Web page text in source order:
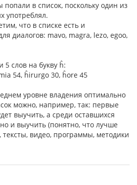
в список, поскольку один из
употреблял.
что в списке есть и
диалогов: mavo, magra, lezo, egoo,
5 слов на букву ĥ:
54, ĥirurgo 30, ĥore 45
уровне владения оптимально
можно, например, так: первые
выучить, а среди оставшихся
и выучить (понятно, что лучше
тексты, видео, программы, методики